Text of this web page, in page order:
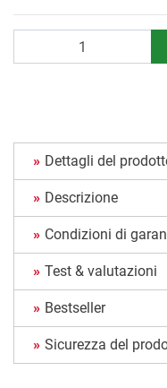
Dettagli del
Descrizione
Condizioni di
Test & valutazioni
Bestseller
Sicurezza del